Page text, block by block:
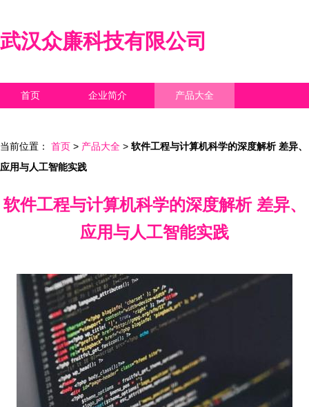
武汉众廉科技有限公司
首页 企业简介 产品大全
当前位置： 首页 > 产品大全 > 软件工程与计算机科学的深度解析 差异、
应用与人工智能实践
软件工程与计算机科学的深度解析 差异、
应用与人工智能实践